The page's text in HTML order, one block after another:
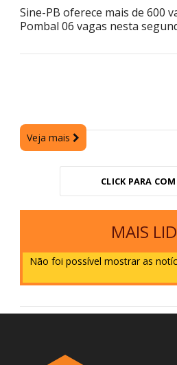
Sine-PB oferece mais de 600
Pombal 06 vagas nesta
Veja mais
CLICK PARA
MAIS
Não foi possível mostrar as